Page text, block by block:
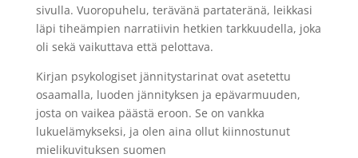
sivulla. Vuoropuhelu, terävänä partateränä, leikkasi
läpi tiheämpien narratiivin hetkien tarkkuudella, joka
oli sekä vaikuttava että pelottava.
Kirjan psykologiset jännitystarinat ovat asetettu
osaamalla, luoden jännityksen ja epävarmuuden,
josta on vaikea päästä eroon. Se on vankka
lukuelämykseksi, ja olen aina ollut kiinnostunut
mielikuvituksen suomen